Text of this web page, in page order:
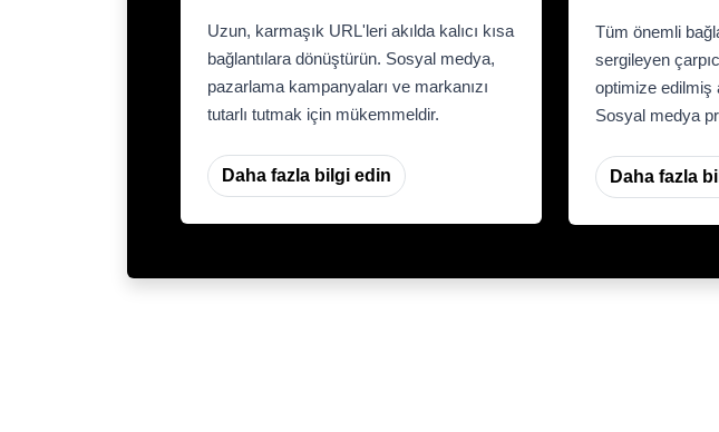
Uzun, karmaşık URL'leri akılda kalıcı kısa
bağlantılara dönüştürün. Sosyal medya,
pazarlama kampanyaları ve markanızı
tutarlı tutmak için mükemmeldir.
Daha fazla bilgi edin
Tüm önemli
sergileyen
optimize edilmiş
Sosyal medya
Daha fazla